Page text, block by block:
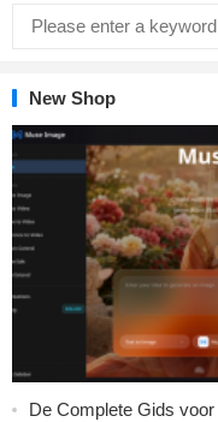
New Shop
De Complete Gids